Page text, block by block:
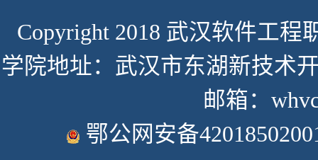
Copyright 2018 武汉软件工程
学院地址：武汉市东湖新技
邮箱：
鄂公网安备